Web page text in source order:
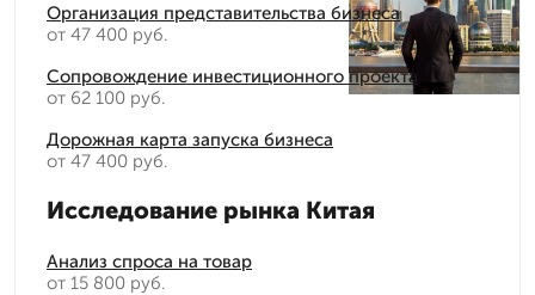
Организация представительства бизнеса
от 47 400 руб.
Сопровождение инвестиционного проекта
от 62 100 руб.
Дорожная карта запуска бизнеса
от 47 400 руб.
Исследование рынка Китая
Анализ спроса на товар
от 15 800 руб.